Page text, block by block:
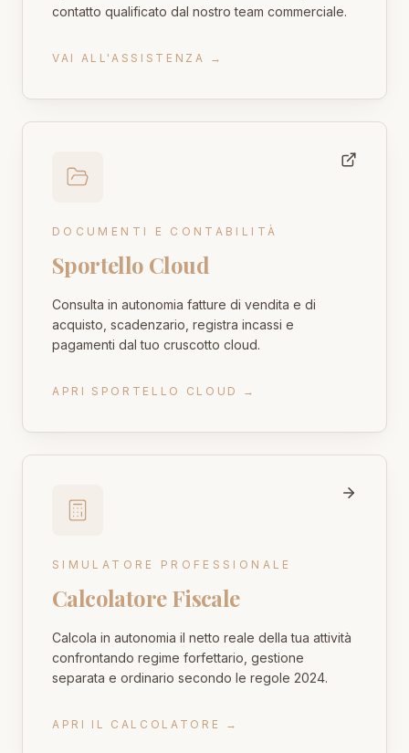
contatto qualificato dal nostro team commerciale.
VAI ALL'ASSISTENZA →
DOCUMENTI E CONTABILITÀ
Sportello Cloud
Consulta in autonomia fatture di vendita e di
acquisto, scadenzario, registra incassi e
pagamenti dal tuo cruscotto cloud.
APRI SPORTELLO CLOUD →
SIMULATORE PROFESSIONALE
Calcolatore Fiscale
Calcola in autonomia il netto reale della tua attività
confrontando regime forfettario, gestione
separata e ordinario secondo le regole 2024.
APRI IL CALCOLATORE →